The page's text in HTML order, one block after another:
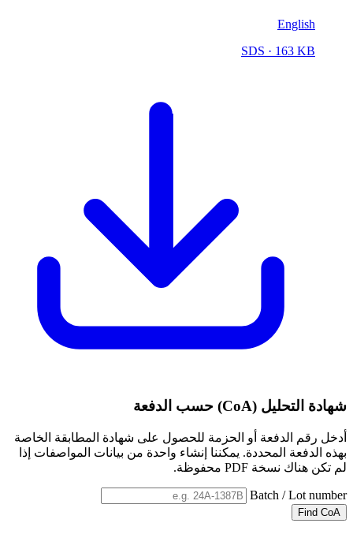
English
SDS · 163 KB
شهادة التحليل (CoA) حسب الدفعة
أدخل رقم الدفعة أو الحزمة للحصول على شهادة المطابقة الخاصة
بهذه الدفعة المحددة. يمكننا إنشاء واحدة من بيانات المواصفات إذا
لم تكن هناك نسخة PDF محفوظة.
Batch / Lot number
Find CoA